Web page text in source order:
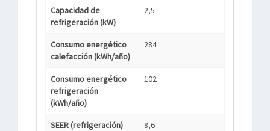
Capacidad de
refrigeración (kW)
2,5
Consumo energético
calefacción (kWh/año)
284
Consumo energético
refrigeración
(kWh/año)
102
SEER (refrigeración) 8,6